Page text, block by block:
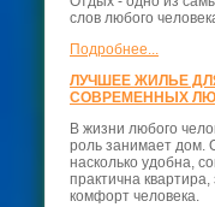
слов любого
Подробнее...
ЛУЧШЕЕ ЖИЛЬЕ
СОВРЕМЕННЫХ
В жизни любого
роль занимает дом.
насколько удобна,
практична
комфорт человека.